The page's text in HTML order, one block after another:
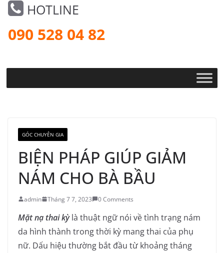
HOTLINE
090 528 04 82
GÓC CHUYÊN GIA
BIỆN PHÁP GIÚP GIẢM
NÁM CHO BÀ BẦU
admin Tháng 7 7, 2023 0 Comments
Mặt nạ thai kỳlà thuật ngữ nói về tình trạng nám
da hình thành trong thời kỳ mang thai của phụ
nữ. Dấu hiệu thường bắt đầu từ khoảng tháng